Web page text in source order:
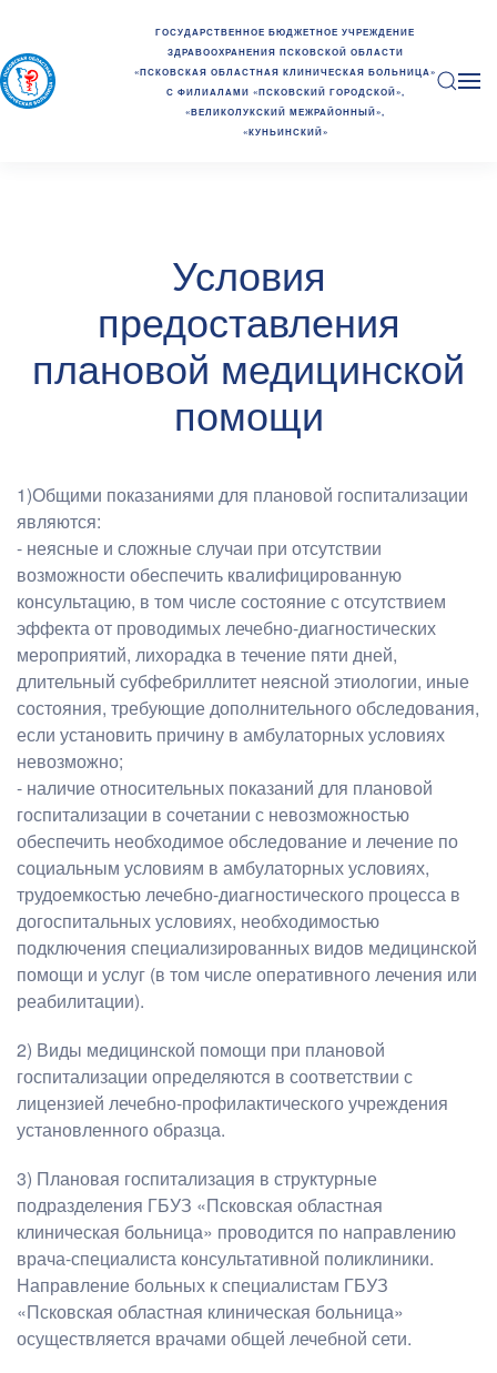
ГОСУДАРСТВЕННОЕ БЮДЖЕТНОЕ УЧРЕЖДЕНИЕ
ЗДРАВООХРАНЕНИЯ ПСКОВСКОЙ ОБЛАСТИ
«ПСКОВСКАЯ ОБЛАСТНАЯ КЛИНИЧЕСКАЯ БОЛЬНИЦА»
С ФИЛИАЛАМИ «ПСКОВСКИЙ ГОРОДСКОЙ»,
«ВЕЛИКОЛУКСКИЙ МЕЖРАЙОННЫЙ»,
«КУНЬИНСКИЙ»
Условия
предоставления
плановой медицинской
помощи
1)Общими показаниями для плановой госпитализации
являются:
- неясные и сложные случаи при отсутствии
возможности обеспечить квалифицированную
консультацию, в том числе состояние с отсутствием
эффекта от проводимых лечебно-диагностических
мероприятий, лихорадка в течение пяти дней,
длительный субфебриллитет неясной этиологии, иные
состояния, требующие дополнительного обследования,
если установить причину в амбулаторных условиях
невозможно;
- наличие относительных показаний для плановой
госпитализации в сочетании с невозможностью
обеспечить необходимое обследование и лечение по
социальным условиям в амбулаторных условиях,
трудоемкостью лечебно-диагностического процесса в
догоспитальных условиях, необходимостью
подключения специализированных видов медицинской
помощи и услуг (в том числе оперативного лечения или
реабилитации).
2) Виды медицинской помощи при плановой
госпитализации определяются в соответствии с
лицензией лечебно-профилактического учреждения
установленного образца.
3) Плановая госпитализация в структурные
подразделения ГБУЗ «Псковская областная
клиническая больница» проводится по направлению
врача-специалиста консультативной поликлиники.
Направление больных к специалистам ГБУЗ
«Псковская областная клиническая больница»
осуществляется врачами общей лечебной сети.